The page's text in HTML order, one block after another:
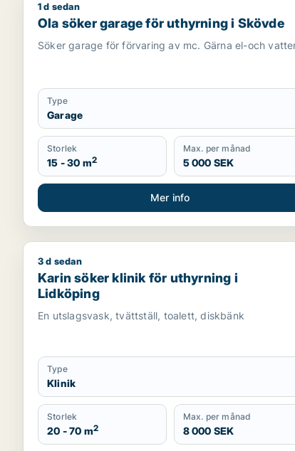
Ola söker garage för uthyrning i Skövde
1 d sedan
Ola söker garage för uthyrning i Skövde
Söker garage för förvaring av mc. Gärna el-och
Type
Garage
Storlek
15 - 30 m2
Max. per månad
5 000 SEK
Mer info
Karin söker klinik för uthyrning i Lidköping
3 d sedan
Karin söker klinik för uthyrning i
Lidköping
En utslagsvask, tvättställ, toalett, diskbänk
Type
Klinik
Storlek
20 - 70 m2
Max. per månad
8 000 SEK